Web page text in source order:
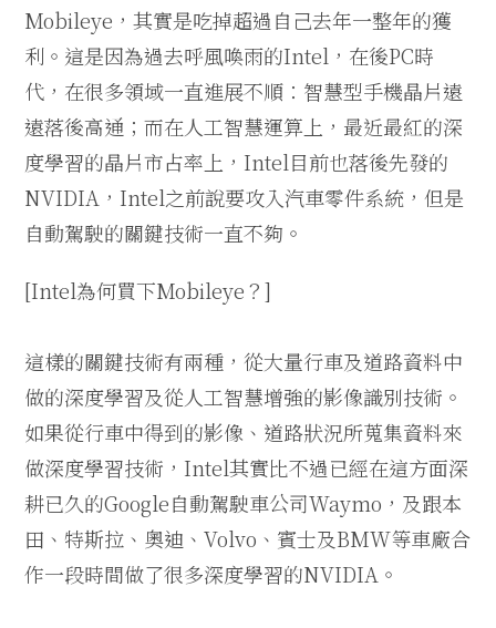
Mobileye，其實是吃掉超過自己去年一整年的獲
利。這是因為過去呼風喚雨的Intel，在後PC時
代，在很多領域一直進展不順：智慧型手機晶片遠
遠落後高通；而在人工智慧運算上，最近最紅的深
度學習的晶片市占率上，Intel目前也落後先發的
NVIDIA，Intel之前說要攻入汽車零件系統，但是
自動駕駛的關鍵技術一直不夠。
[Intel為何買下Mobileye？]
這樣的關鍵技術有兩種，從大量行車及道路資料中
做的深度學習及從人工智慧增強的影像識別技術。
如果從行車中得到的影像、道路狀況所蒐集資料來
做深度學習技術，Intel其實比不過已經在這方面深
耕已久的Google自動駕駛車公司Waymo，及跟本
田、特斯拉、奧迪、Volvo、賓士及BMW等車廠合
作一段時間做了很多深度學習的NVIDIA。